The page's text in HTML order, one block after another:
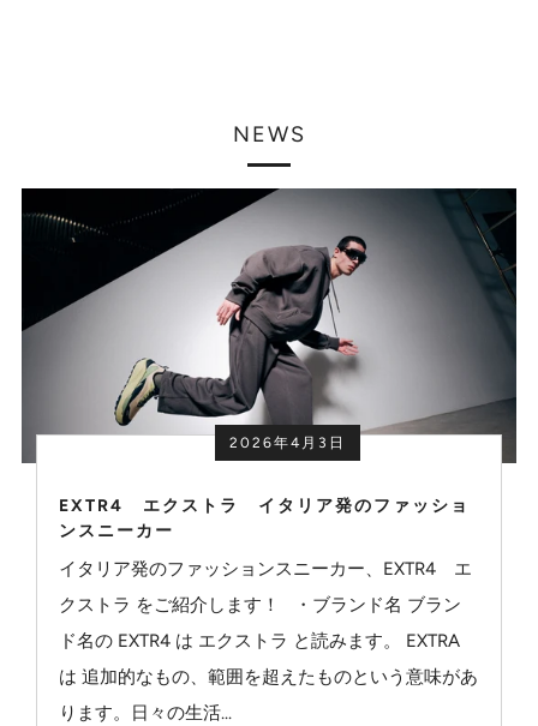
NEWS
2026年4月3日
EXTR4 エクストラ イタリア発のファッショ
ンスニーカー
イタリア発のファッションスニーカー、EXTR4 エ
クストラ をご紹介します！ ・ブランド名 ブラン
ド名の EXTR4 は エクストラ と読みます。 EXTRA
は 追加的なもの、範囲を超えたものという意味があ
ります。日々の生活...